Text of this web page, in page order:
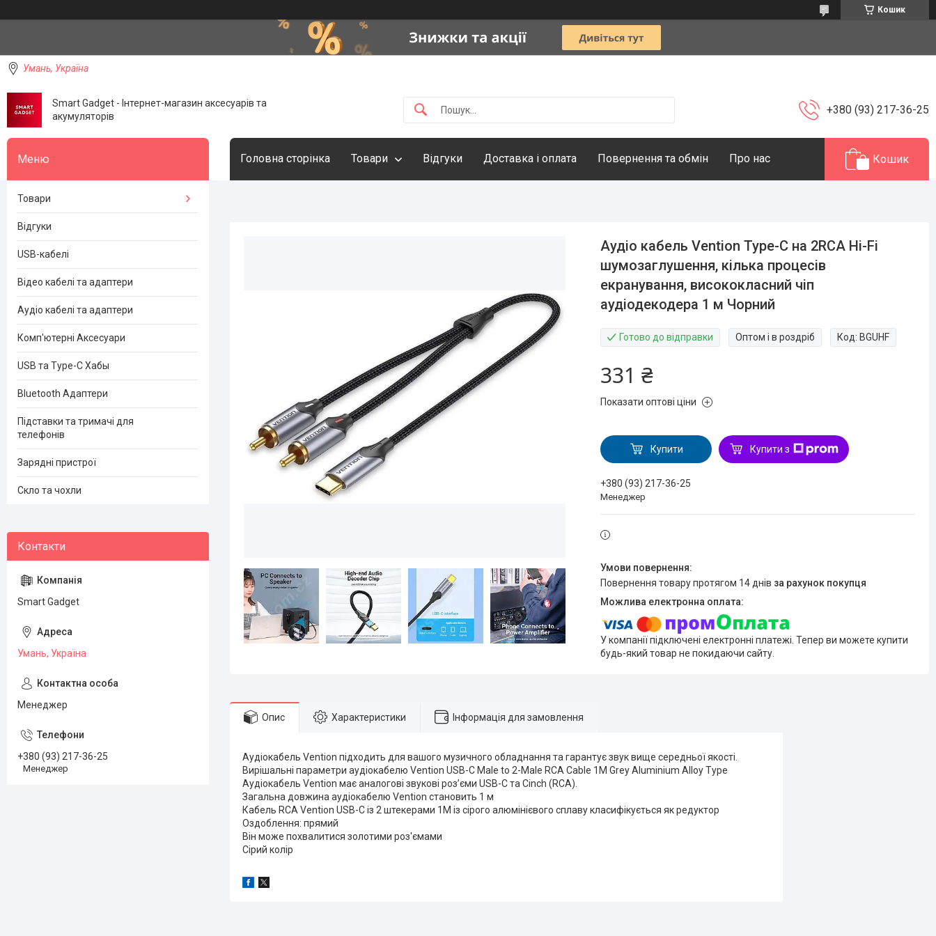
Кошик
Умань, Україна
Smart Gadget - Інтернет-магазин аксесуарів та
акумуляторів
+380 (93) 217-36-25
Головна сторінка Товари Відгуки Доставка і оплата Повернення та обмін Про нас Кошик
Аудіо кабель Vention Type-C на 2RCA Hi-Fi
шумозаглушення, кілька процесів
екранування, висококласний чіп
аудіодекодера 1 м Чорний
Готово до відправки Оптом і в роздріб Код: BGUHF
331 ₴
Показати оптові ціни
Купити Купити з
+380 (93) 217-36-25
Менеджер
повернення товару протягом 14 днів за рахунок покупця
У компанії підключені електронні платежі. Тепер ви можете купити
будь-який товар не покидаючи сайту.
Опис Характеристики Інформація для замовлення
Аудіокабель Vention підходить для вашого музичного обладнання та гарантує звук вище середньої якості.
Вирішальні параметри аудіокабелю Vention USB-C Male to 2-Male RCA Cable 1M Grey Aluminium Alloy Type
Аудіокабель Vention має аналогові звукові роз’єми USB-C та Cinch (RCA).
Загальна довжина аудіокабелю Vention становить 1 м
Кабель RCA Vention USB-C із 2 штекерами 1M із сірого алюмінієвого сплаву класифікується як редуктор
Оздоблення: прямий
Він може похвалитися золотими роз'ємами
Сірий колір
Товари
Відгуки
USB-кабелі
Відео кабелі та адаптери
Аудіо кабелі та адаптери
Комп'ютерні Аксесуари
USB та Type-C Хабы
Bluetooth Адаптери
Підставки та тримачі для
телефонів
Зарядні пристрої
Скло та чохли
Smart Gadget
Умань, Україна
Менеджер
+380 (93) 217-36-25
Менеджер